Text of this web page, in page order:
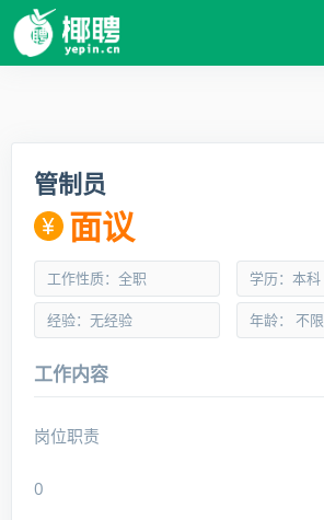
管制员
面议
工作性质：全职 学历：本科
经验：无经验 年龄： 不限
工作内容
岗位职责
0